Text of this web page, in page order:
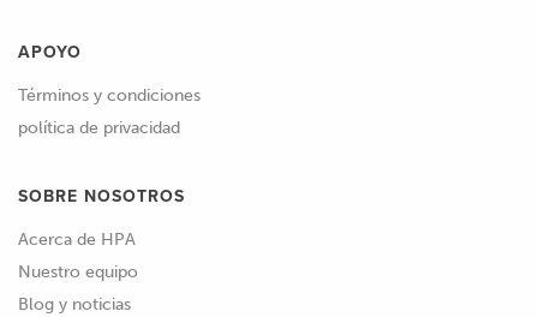
APOYO
Términos y condiciones
política de privacidad
SOBRE NOSOTROS
Acerca de HPA
Nuestro equipo
Blog y noticias